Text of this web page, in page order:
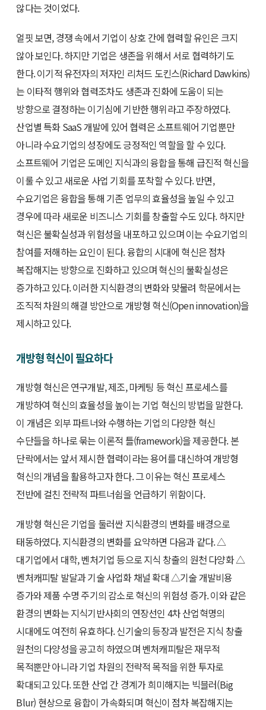
않다는 것이었다.
얼핏 보면, 경쟁 속에서 기업이 상호 간에 협력할 유인은 크지
않아 보인다. 하지만 기업은 생존을 위해서 서로 협력하기도
한다. 이기적 유전자의 저자인 리처드 도킨스(Richard Dawkins)
는 이타적 행위와 협력조차도 생존과 진화에 도움이 되는
방향으로 결정하는 이기심에 기반한 행위라고 주장하였다.
산업별 특화 SaaS 개발에 있어 협력은 소프트웨어 기업뿐만
아니라 수요기업의 성장에도 긍정적인 역할을 할 수 있다.
소프트웨어 기업은 도메인 지식과의 융합을 통해 급진적 혁신을
이룰 수 있고 새로운 사업 기회를 포착할 수 있다. 반면,
수요기업은 융합을 통해 기존 업무의 효율성을 높일 수 있고
경우에 따라 새로운 비즈니스 기회를 창출할 수도 있다. 하지만
혁신은 불확실성과 위험성을 내포하고 있으며 이는 수요기업의
참여를 저해하는 요인이 된다. 융합의 시대에 혁신은 점차
복잡해지는 방향으로 진화하고 있으며 혁신의 불확실성은
증가하고 있다. 이러한 지식환경의 변화와 맞물려 학문에서는
조직적 차원의 해결 방안으로 개방형 혁신(Open innovation)을
제시하고 있다.
개방형 혁신이 필요하다
개방형 혁신은 연구개발, 제조, 마케팅 등 혁신 프로세스를
개방하여 혁신의 효율성을 높이는 기업 혁신의 방법을 말한다.
이 개념은 외부 파트너와 수행하는 기업의 다양한 혁신
수단들을 하나로 묶는 이론적 틀(framework)을 제공한다. 본
단락에서는 앞서 제시한 협력이라는 용어를 대신하여 개방형
혁신의 개념을 활용하고자 한다. 그 이유는 혁신 프로세스
전반에 걸친 전략적 파트너쉽을 언급하기 위함이다.
개방형 혁신은 기업을 둘러싼 지식환경의 변화를 배경으로
태동하였다. 지식환경의 변화를 요약하면 다음과 같다. △
대기업에서 대학, 벤처기업 등으로 지식 창출의 원천 다양화 △
벤처캐피탈 발달과 기술 사업화 채널 확대 △기술 개발비용
증가와 제품 수명 주기의 감소로 혁신의 위험성 증가. 이와 같은
환경의 변화는 지식기반사회의 연장선인 4차 산업혁명의
시대에도 여전히 유효하다. 신기술의 등장과 발전은 지식 창출
원천의 다양성을 공고히 하였으며 벤처캐피탈은 재무적
목적뿐만 아니라 기업 차원의 전략적 목적을 위한 투자로
확대되고 있다. 또한 산업 간 경계가 희미해지는 빅블러(Big
Blur) 현상으로 융합이 가속화되며 혁신이 점차 복잡해지는